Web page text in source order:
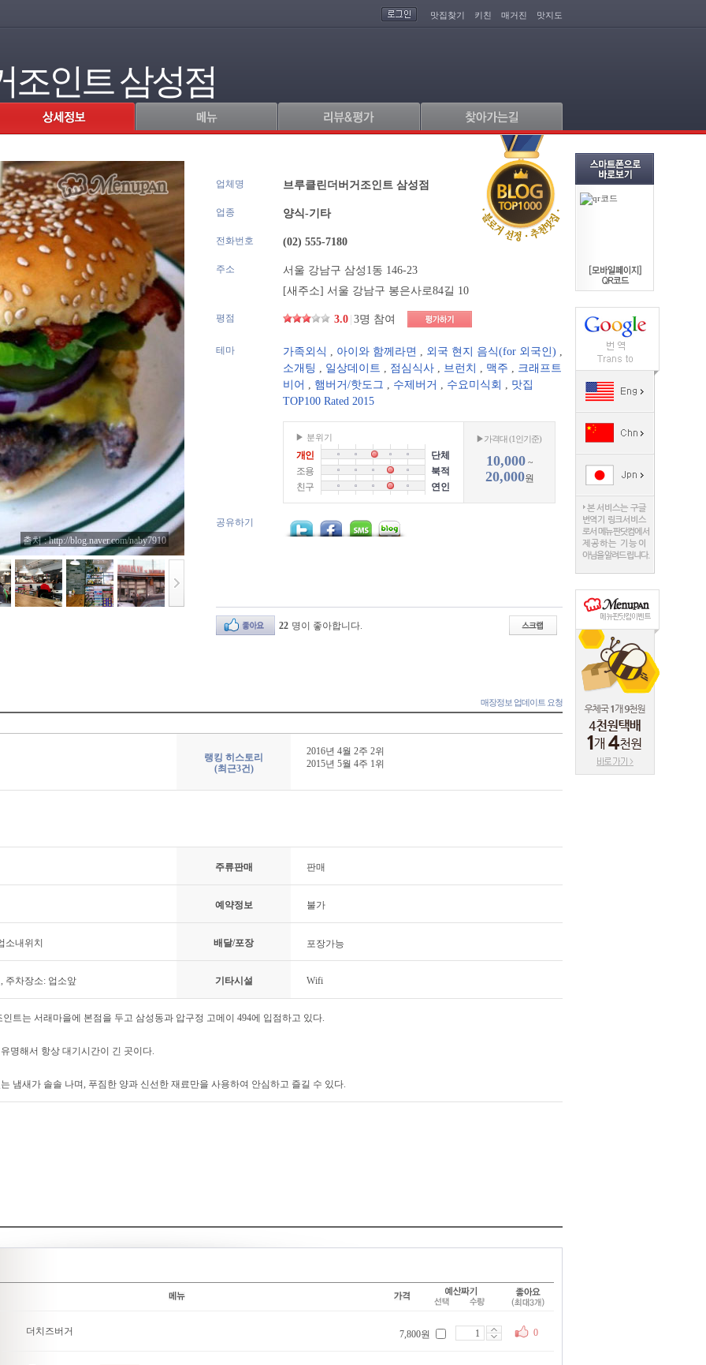
맛집찾기 키친 매거진 맛지도
조인트 삼성점
출처 : http://blog.naver.com/naby7910
업체명 브루클린더버거조인트 삼성점
업종 양식-기타
전화번호 (02) 555-7180
주소
서울 강남구 삼성1동 146-23
[새주소] 서울 강남구 봉은사로84길 10
평점 3.0 3명 참여
테마 가족외식 , 아이와 함께라면 , 외국 현지 음식(for 외국인) ,
소개팅 , 일상데이트 , 점심식사 , 브런치 , 맥주 , 크래프트
비어 , 햄버거/핫도그 , 수제버거 , 수요미식회 , 맛집
TOP100 Rated 2015
▶ 분위기
개인
단체
조용
북적
친구
연인
▶가격대 (1인기준)
10,000~
20,000원
공유하기
22 명이 좋아합니다.
매장정보 업데이트 요청
랭킹 히스토리
(최근3건)
2016년 4월 2주 2위
2015년 5월 4주 1위
주류판매 판매
예약정보 불가
소내위치 배달/포장 포장가능
주차장소: 업소앞 기타시설 Wifi
트는 서래마을에 본점을 두고 삼성동과 압구정 고메이 494에 입점하고 있다.
명해서 항상 대기시간이 긴 곳이다.
냄새가 솔솔 나며, 푸짐한 양과 신선한 재료만을 사용하여 안심하고 즐길 수 있다.
더치즈버거 7,800원 0